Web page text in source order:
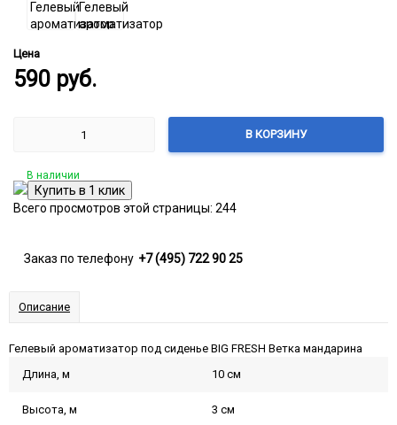
Цена
590 руб.
В КОРЗИНУ
В наличии
Всего просмотров этой страницы: 244
Заказ по телефону +7 (495) 722 90 25
Описание
Гелевый ароматизатор под сиденье BIG FRESH Ветка мандарина
Длина, м
10 см
Высота, м 3 см